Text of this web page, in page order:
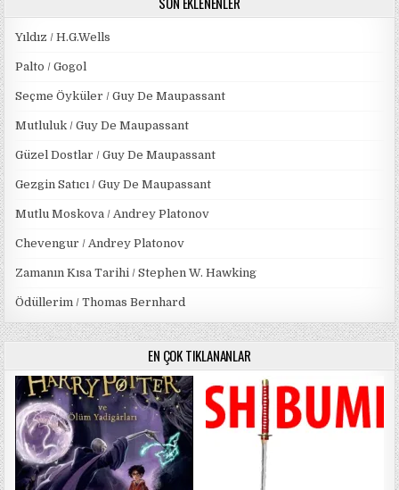
Yıldız / H.G.Wells
Palto / Gogol
Seçme Öyküler / Guy De Maupassant
Mutluluk / Guy De Maupassant
Güzel Dostlar / Guy De Maupassant
Gezgin Satıcı / Guy De Maupassant
Mutlu Moskova / Andrey Platonov
Chevengur / Andrey Platonov
Zamanın Kısa Tarihi / Stephen W. Hawking
Ödüllerim / Thomas Bernhard
EN ÇOK TIKLANANLAR